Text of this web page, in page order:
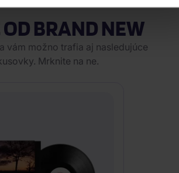
BRAND NEW
vám možno trafia aj nasledujúce
Mrknite na ne.